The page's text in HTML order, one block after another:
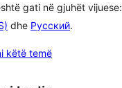
gati në gjuhët vijuese:
dhe Русский.
këtë temë